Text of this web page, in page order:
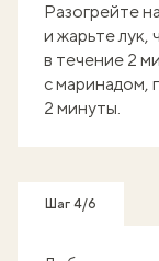
Разогрейте
и жарьте лук,
в течение 2
с маринадом,
2 минуты.
Шаг 4/6